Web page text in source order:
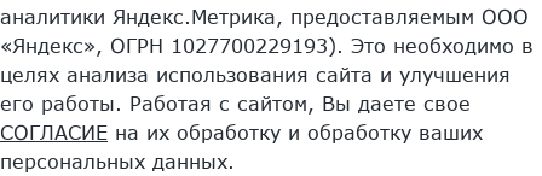
аналитики Яндекс.Метрика, предоставляемым ООО
«Яндекс», ОГРН 1027700229193). Это необходимо в
целях анализа использования сайта и улучшения
его работы. Работая с сайтом, Вы даете свое
СОГЛАСИЕ на их обработку и обработку ваших
персональных данных.